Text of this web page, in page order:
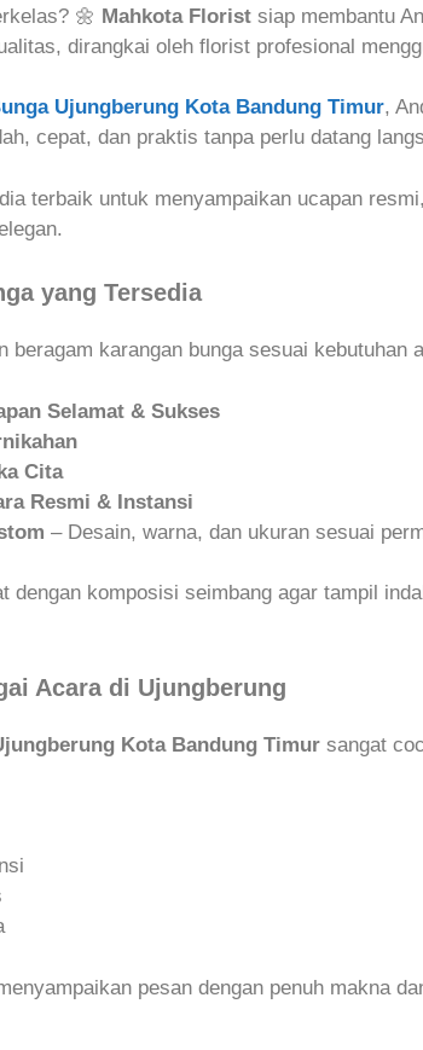
🌼 Mahkota Florist siap membantu
dirangkai oleh florist profesional
Ujungberung Kota Bandung Timur,
cepat, dan praktis tanpa perlu datang
terbaik untuk menyampaikan ucapan
yang Tersedia
beragam karangan bunga sesuai kebutuhan
Selamat & Sukses
Cita
Resmi & Instansi
– Desain, warna, dan ukuran sesuai
dengan komposisi seimbang agar tampil
Acara di Ujungberung
Kota Bandung Timur sangat
pesan dengan penuh makna